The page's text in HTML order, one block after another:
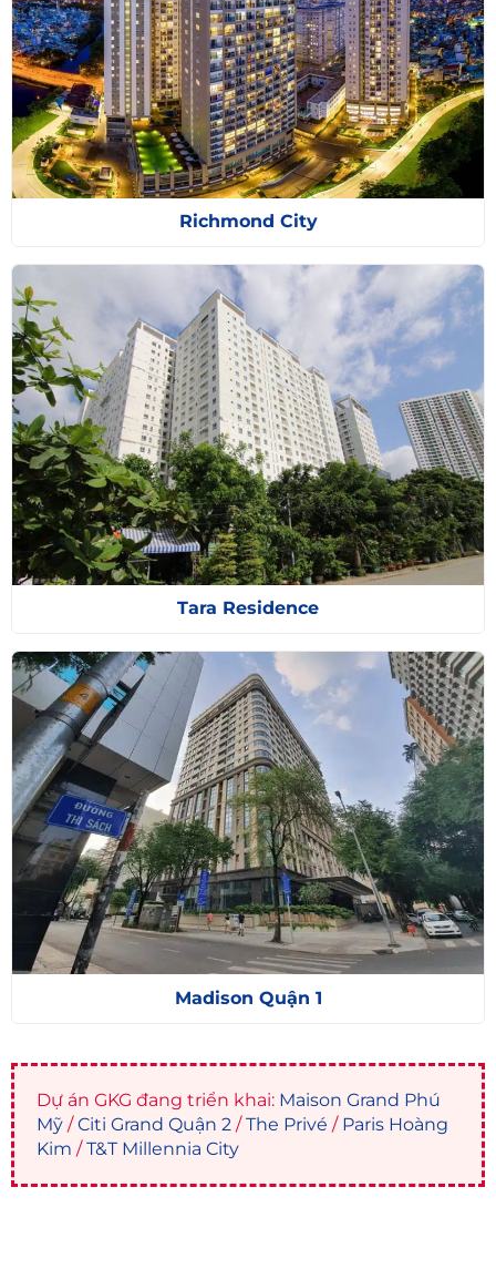
Richmond City
Tara Residence
Madison Quận 1
Dự án GKG đang triển khai: Maison Grand Phú
Mỹ /Citi Grand Quận 2 /The Privé / Paris Hoàng
Kim /T&T Millennia City